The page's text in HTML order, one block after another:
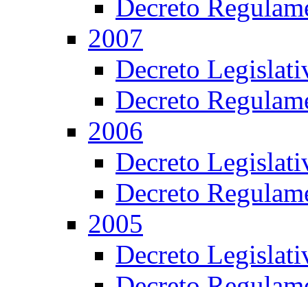
Decreto
2007
Decreto
Decreto
2006
Decreto
Decreto
2005
Decreto